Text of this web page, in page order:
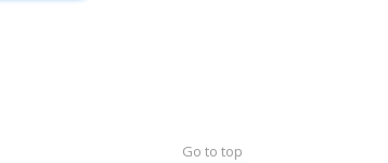
Go to top